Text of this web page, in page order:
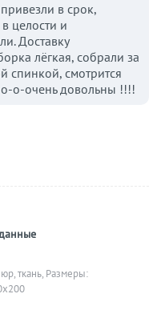
в срок,
целости и
Доставку
лёгкая, собрали за
спинкой, смотрится
о-очень довольны !!!!
ткань, Размеры: